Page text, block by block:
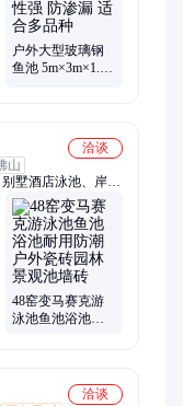
户外大型玻璃钢
鱼池 5m×3m×1.4m
洽谈
山
墅酒店泳池、岸边
48窑变马赛克游
泳池鱼池浴池耐
洽谈